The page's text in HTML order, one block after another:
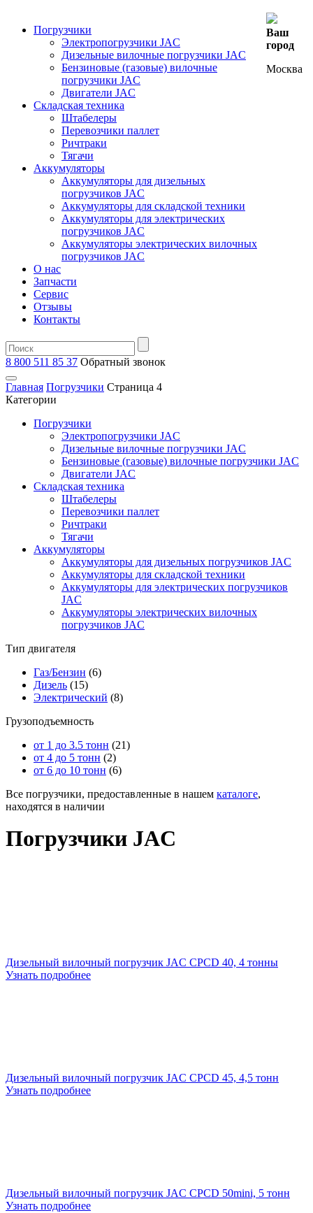
Погрузчики
Электропогрузчики JAC
Дизельные вилочные погрузчики JAC
Бензиновые (газовые) вилочные
погрузчики JAC
Двигатели JAC
Складская техника
Штабелеры
Перевозчики паллет
Ричтраки
Тягачи
Аккумуляторы
Аккумуляторы для дизельных
погрузчиков JAC
Аккумуляторы для складской техники
Аккумуляторы для электрических
погрузчиков JAC
Аккумуляторы электрических вилочных
погрузчиков JAC
О нас
Запчасти
Сервис
Отзывы
Контакты
Ваш
город
Москва
8 800 511 85 37 Oбратный звонок
Главная Погрузчики Страница 4
Категории
Погрузчики
Электропогрузчики JAC
Дизельные вилочные погрузчики JAC
Бензиновые (газовые) вилочные погрузчики JAC
Двигатели JAC
Складская техника
Штабелеры
Перевозчики паллет
Ричтраки
Тягачи
Аккумуляторы
Аккумуляторы для дизельных погрузчиков JAC
Аккумуляторы для складской техники
Аккумуляторы для электрических погрузчиков
JAC
Аккумуляторы электрических вилочных
погрузчиков JAC
Тип двигателя
Газ/Бензин (6)
Дизель (15)
Электрический (8)
Грузоподъемность
от 1 до 3.5 тонн (21)
от 4 до 5 тонн (2)
от 6 до 10 тонн (6)
Все погрузчики, предоставленные в нашем каталоге,
находятся в наличии
Погрузчики JAC
Дизельный вилочный погрузчик JAC CPCD 40, 4 тонны
Узнать подробнее
Дизельный вилочный погрузчик JAC CPCD 45, 4,5 тонн
Узнать подробнее
Дизельный вилочный погрузчик JAC CPCD 50mini, 5 тонн
Узнать подробнее